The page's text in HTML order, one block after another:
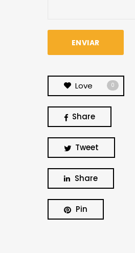
Love 0
Share
Tweet
Share
Pin